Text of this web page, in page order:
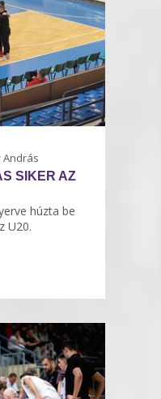
András
SIKER AZ
húzta be
U20.